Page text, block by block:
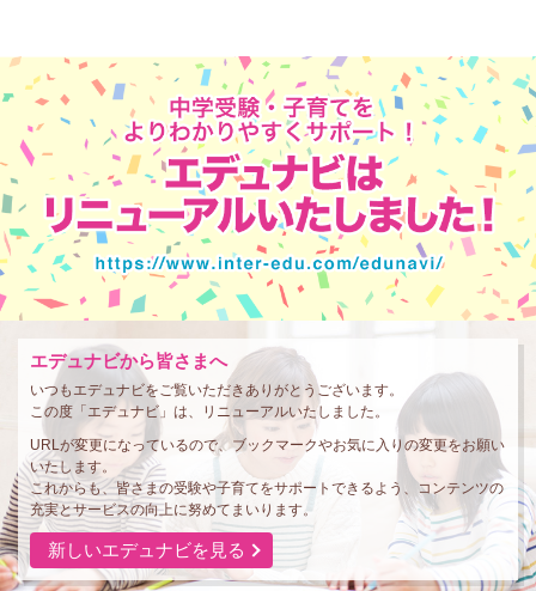
エデュナビから皆さまへ
いつもエデュナビをご覧いただきありがとうございます。
この度「エデュナビ」は、リニューアルいたしました。
URLが変更になっているので、ブックマークやお気に入りの変更をお願い
いたします。
これからも、皆さまの受験や子育てをサポートできるよう、コンテンツの
充実とサービスの向上に努めてまいります。
新しいエデュナビを見る